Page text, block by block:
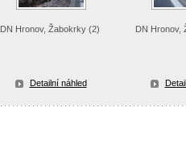
DN Hronov, Žabokrky (2)
Detailní náhled
DN Hronov,